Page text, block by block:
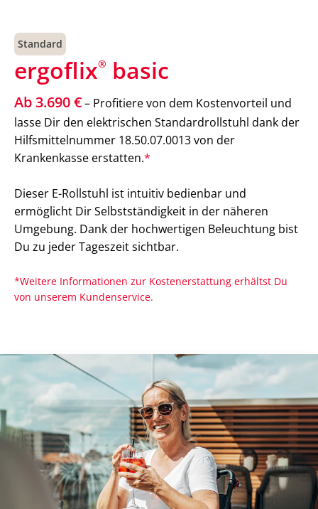
Standard
ergoflix® basic
Ab 3.690 €– Profitiere von dem Kostenvorteil und
lasse Dir den elektrischen Standardrollstuhl dank der
Hilfsmittelnummer 18.50.07.0013 von der
Krankenkasse erstatten.*
Dieser E-Rollstuhl ist intuitiv bedienbar und
ermöglicht Dir Selbstständigkeit in der näheren
Umgebung. Dank der hochwertigen Beleuchtung bist
Du zu jeder Tageszeit sichtbar.
*Weitere Informationen zur Kostenerstattung erhältst Du
von unserem Kundenservice.